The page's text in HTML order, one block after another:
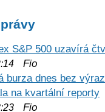
S&P 500 uzavírá
Fio
burza dnes bez
na kvartální reporty
Fio